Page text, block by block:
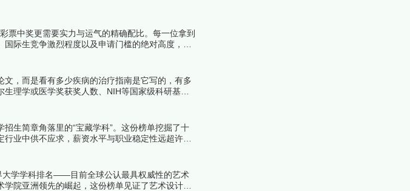
票中奖更需要实力与运气的精确配比。每一位拿到
际生竞争激烈程度以及申请门槛的绝对高度，遴
人生的终极闯关。下面跟着榜中榜编辑一起来看
，而是看有多少疾病的治疗指南是它写的，有多
理学或医学奖获奖人数、NIH等国家级科研基金
医学研究的第一梯队。下面跟着榜中榜编辑一起
生简章角落里的“宝藏学科”。这份榜单挖掘了十
业中供不应求，薪资水平与职业稳定性远超许多
中榜编辑一起来看看详细名单吧！
大学学科排名——目前全球公认最具权威性的艺术
院亚洲领先的崛起，这份榜单见证了艺术设计教